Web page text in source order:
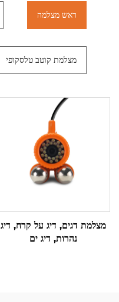
ראש מצלמה
מצלמת קוטב טלסקופי
מצלמת דגים, דיג על קרח, דיג
נהרות, דיג ים